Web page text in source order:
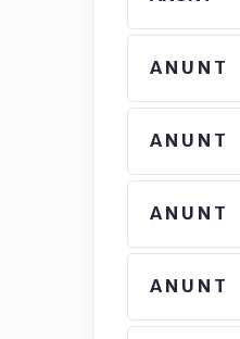
A N U N T
A N U N T
A N U N T
A N U N T